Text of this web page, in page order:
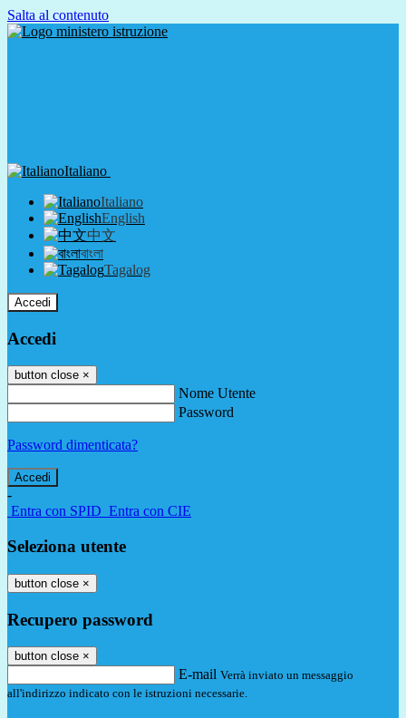
Salta al contenuto
Italiano
Italiano
English
中文
বাংলা
Tagalog
Accedi
Accedi
button close ×
Nome Utente
Password
Password dimenticata?
-
Entra con SPID Entra con CIE
Seleziona utente
button close ×
Recupero password
button close ×
E-mail Verrà inviato un messaggio
all'indirizzo indicato con le istruzioni necessarie.